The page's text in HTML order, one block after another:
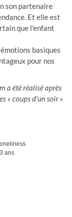
son partenaire
Et elle est
que l’enfant
basiques
pour nos
a été réalisé après
« coups d’un soir »